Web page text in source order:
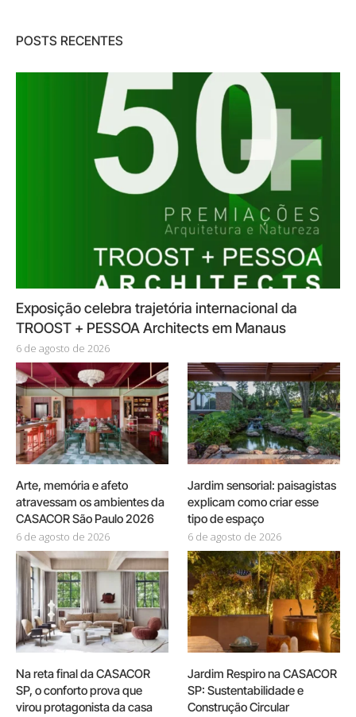
POSTS RECENTES
Exposição celebra trajetória internacional da
TROOST + PESSOA Architects em Manaus
6 de agosto de 2026
Arte, memória e afeto
atravessam os ambientes da
CASACOR São Paulo 2026
6 de agosto de 2026
Jardim sensorial: paisagistas
explicam como criar esse
tipo de espaço
6 de agosto de 2026
Na reta final da CASACOR
SP, o conforto prova que
virou protagonista da casa
Jardim Respiro na CASACOR
SP: Sustentabilidade e
Construção Circular